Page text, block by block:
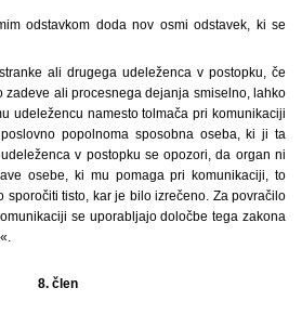
odstavkom doda nov osmi odstavek, ki se
ali drugega udeleženca v postopku, če
zadeve ali procesnega dejanja smiselno, lahko
udeležencu namesto tolmača pri komunikaciji
popolnoma sposobna oseba, ki ji ta
v postopku se opozori, da organ ni
osebe, ki mu pomaga pri komunikaciji, to
sporočiti tisto, kar je bilo izrečeno. Za povračilo
se uporabljajo določbe tega zakona
8. člen